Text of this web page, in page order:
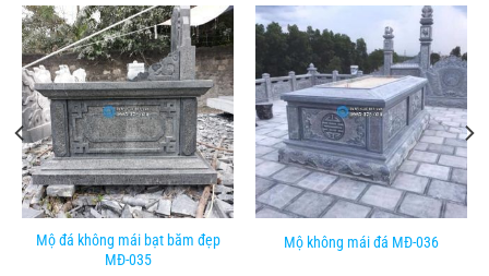
Mộ đá không mái bạt băm đẹp
MĐ-035
Mộ không mái đá MĐ-036